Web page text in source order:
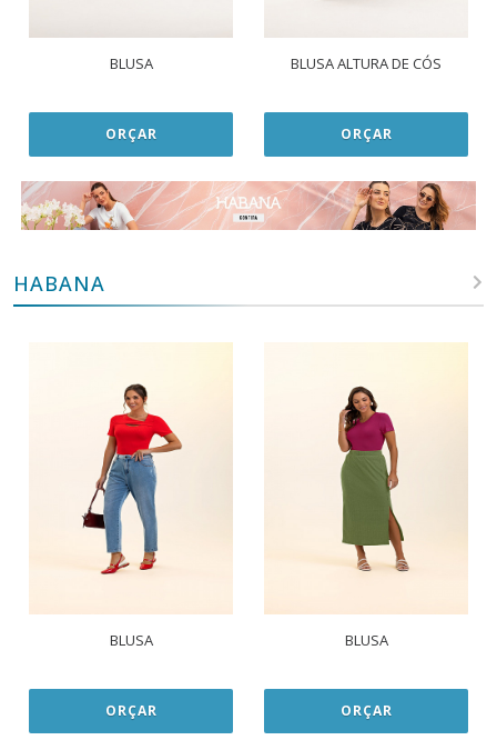
BLUSA
ORÇAR
BLUSA ALTURA DE CÓS
ORÇAR
HABANA
BLUSA
ORÇAR
BLUSA
ORÇAR